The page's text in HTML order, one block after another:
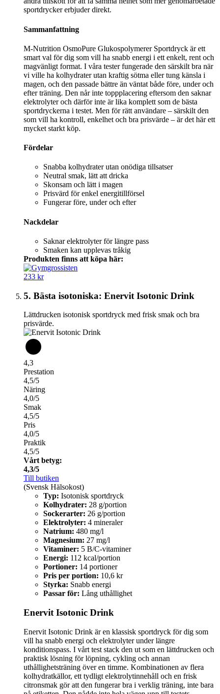
sportdrycker erbjuder direkt.
Sammanfattning
M-Nutrition OsmoPure Glukospolymerer Sportdryck är ett
smart val för dig som vill ha snabb energi i ett enkelt, rent och
magvänligt format. I våra tester fungerade den särskilt bra när
vi ville ha kolhydrater utan kraftig sötma eller tung känsla i
magen, och den passade bättre än väntat både före, under och
efter träning. Den når inte toppplacering eftersom den saknar
elektrolyter och därför inte är lika komplett som de bästa
sportdryckerna i testet. Men för rätt användare – särskilt den
som vill ha kontroll, enkelhet och bra prisvärde – är det här ett
mycket starkt köp.
Fördelar
Snabba kolhydrater utan onödiga tillsatser
Neutral smak, lätt att dricka
Skonsam och lätt i magen
Prisvärd för enkel energitillförsel
Fungerar före, under och efter
Nackdelar
Saknar elektrolyter för längre pass
Smaken kan upplevas tråkig
Produkten finns att köpa här:
233 kr
5. Bästa isotoniska: Enervit Isotonic Drink
Lättdrucken isotonisk sportdryck med frisk smak och bra
prisvärde.
4,3
Prestation
4,5/5
Näring
4,0/5
Smak
4,5/5
Pris
4,0/5
Praktik
4,5/5
Vårt betyg:
4,3/5
Till butiken
(Svensk Hälsokost)
Typ: Isotonisk sportdryck
Kolhydrater: 28 g/portion
Sockerarter: 26 g/portion
Elektrolyter: 4 mineraler
Natrium: 480 mg/l
Magnesium: 27 mg/l
Vitaminer: 5 B/C-vitaminer
Energi: 112 kcal/portion
Portioner: 14 portioner
Pris per portion: 10,6 kr
Styrka: Snabb energi
Passar för: Lång uthållighet
Enervit Isotonic Drink
Enervit Isotonic Drink är en klassisk sportdryck för dig som
vill ha snabb energi och elektrolyter under längre
konditionspass. I vårt test stack den ut som en lättdrucken och
praktisk lösning för löpning, cykling och annan
uthållighetsträning över en timme. Kombinationen av flera
kolhydratkällor, ett tydligt elektrolytinnehåll och en frisk
citronsmak gör att den fungerar bra i verklig träning, inte bara